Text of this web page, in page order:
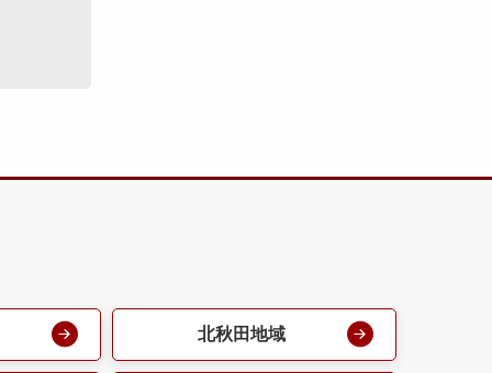
北秋田地域